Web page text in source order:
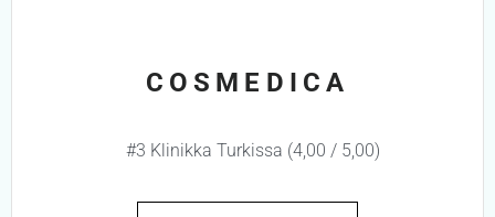
COSMEDICA
#3 Klinikka Turkissa (4,00 / 5,00)